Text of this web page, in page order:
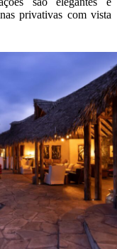
privativas com vista